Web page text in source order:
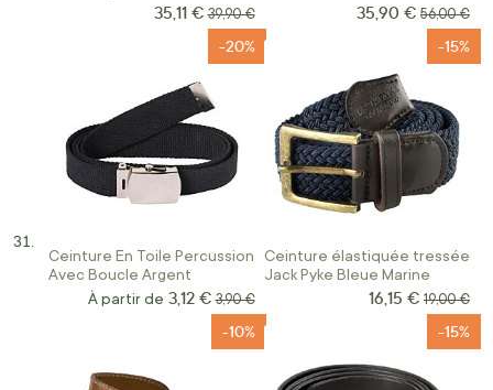
Prix Spécial
35,11 € Prix normal
39,90 € Prix Spécial
35,90 € Prix
56,00 €
Ceinture En Toile Percussion
Avec Boucle Argent
-20%
À partir de 3,12 € Prix normal
3,90 €
Ceinture élastiquée tressée
Jack Pyke Bleue Marine
-15%
Prix Spécial
16,15 € Prix
19,00 €
-10% -15%